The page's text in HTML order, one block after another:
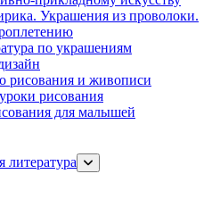
Украшения из проволоки.
по украшениям
рисования и живописи
рисования
для малышей
литература